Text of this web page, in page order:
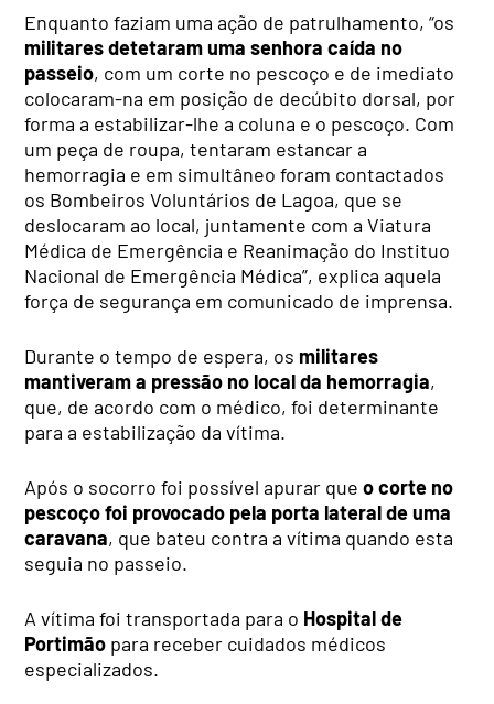
Enquanto faziam uma ação de patrulhamento, “os
militares detetaram uma senhora caída no
passeio, com um corte no pescoço e de imediato
colocaram-na em posição de decúbito dorsal, por
forma a estabilizar-lhe a coluna e o pescoço. Com
um peça de roupa, tentaram estancar a
hemorragia e em simultâneo foram contactados
os Bombeiros Voluntários de Lagoa, que se
deslocaram ao local, juntamente com a Viatura
Médica de Emergência e Reanimação do Instituo
Nacional de Emergência Médica”, explica aquela
força de segurança em comunicado de imprensa.
Durante o tempo de espera, os militares
mantiveram a pressão no local da hemorragia,
que, de acordo com o médico, foi determinante
para a estabilização da vítima.
Após o socorro foi possível apurar queo corte no
pescoço foi provocado pela porta lateral de uma
caravana, que bateu contra a vítima quando esta
seguia no passeio.
A vítima foi transportada para o Hospital de
Portimão para receber cuidados médicos
especializados.